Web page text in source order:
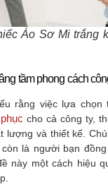
Áo Sơ Mi trắng
tầm phong cách
rằng việc lựa chọn
cho cả công ty,
lượng và thiết kế.
là người bạn
này một cách hiệu